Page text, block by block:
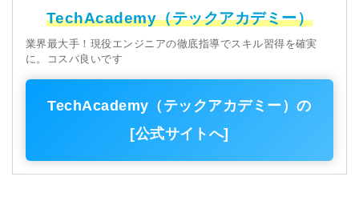
TechAcademy（テックアカデミー）
業界最大手！現役エンジニアの徹底指導でスキル習得を確実
に。コスパ良いです
TechAcademy（テックアカデミー）の
[公式サイトへ]